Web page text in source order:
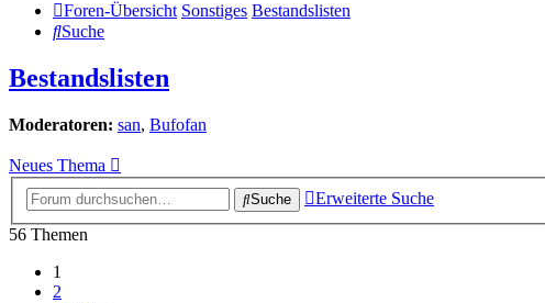
Foren-Übersicht Sonstiges Bestandslisten
Suche
Bestandslisten
Moderatoren: san, Bufofan
Neues Thema
Suche
Erweiterte Suche
56 Themen
1
2